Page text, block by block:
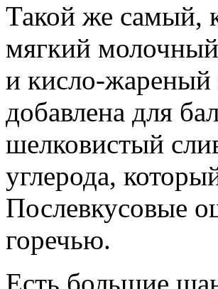
Такой же самый,
мягкий
и кисло-жареный
добавлена для
шелковистый
углерода,
Послевкусовые
горечью.